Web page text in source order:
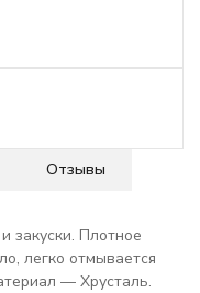
Отзывы
закуски. Плотное
легко отмывается
— Хрусталь.